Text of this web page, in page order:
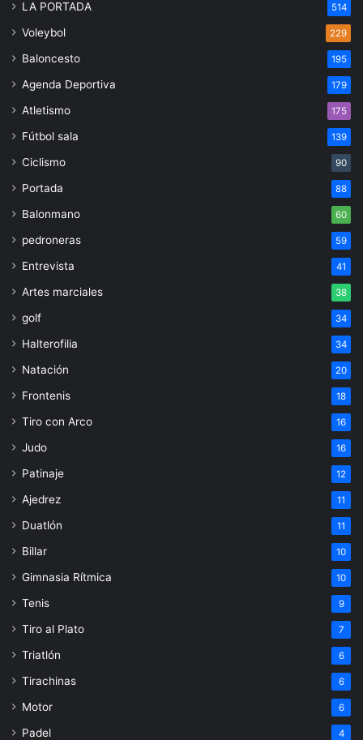
LA PORTADA 514
Voleybol 229
Baloncesto 195
Agenda Deportiva 179
Atletismo 175
Fútbol sala 139
Ciclismo 90
Portada 88
Balonmano 60
pedroneras 59
Entrevista 41
Artes marciales 38
golf 34
Halterofilia 34
Natación 20
Frontenis 18
Tiro con Arco 16
Judo 16
Patinaje 12
Ajedrez 11
Duatlón 11
Billar 10
Gimnasia Rítmica 10
Tenis 9
Tiro al Plato 7
Triatlón 6
Tirachinas 6
Motor 6
Padel 4